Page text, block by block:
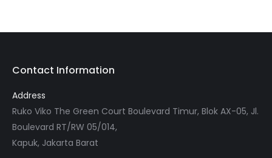
Contact Information
Address
Ruko Viko The Green Court Boulevard Timur, Blok AX-05, Jl.
Boulevard RT/RW 05/014,
Kapuk, Jakarta Barat